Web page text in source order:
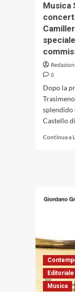
Musica
0
Dopo la
Castello
Continua a
Editoriale
Musica